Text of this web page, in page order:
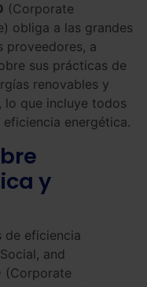
(Corporate
obliga a las grandes
proveedores, a
sus prácticas de
renovables y
lo que incluye todos
energética.
y
de eficiencia
and
(Corporate